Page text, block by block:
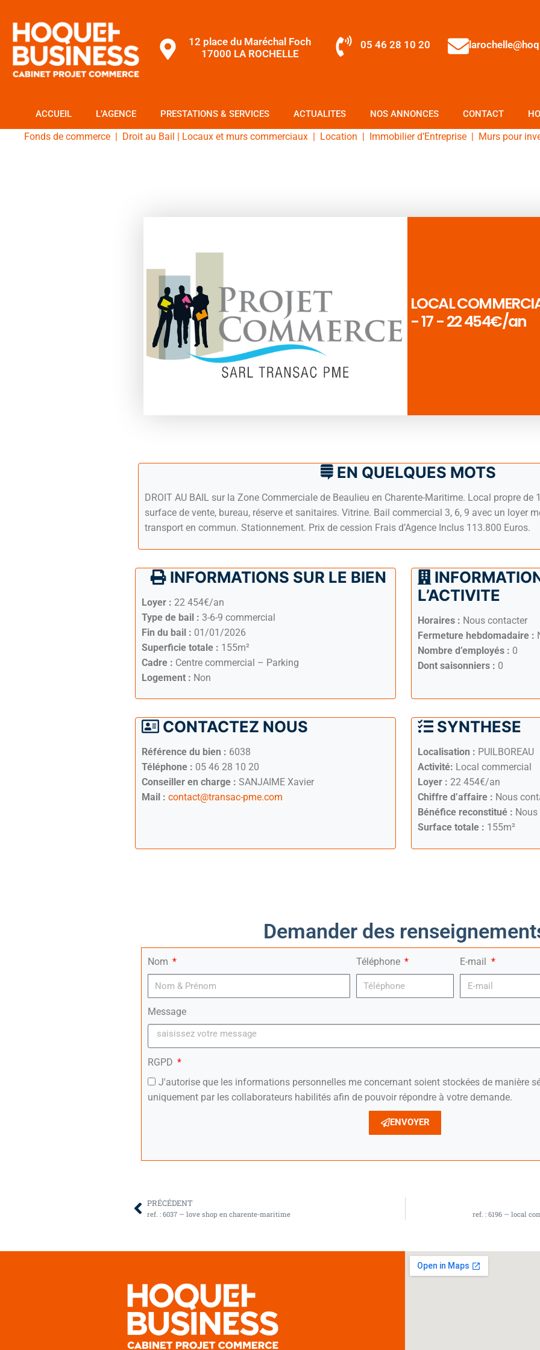
12 place du Maréchal Foch
17000 LA ROCHELLE
05 46 28 10 20
ACCUEIL L’AGENCE PRESTATIONS & SERVICES ACTUALITES NOS ANNONCES CONTACT
Fonds de commerce | Droit au Bail | Locaux et murs commerciaux | Location | Immobilier d’Entreprise | Murs pour
LOCAL
- 17 - 22 454€/an
EN QUELQUES MOTS
DROIT AU BAIL sur la Zone Commerciale de Beaulieu en Charente-Maritime. Local propre de
surface de vente, bureau, réserve et sanitaires. Vitrine. Bail commercial 3, 6, 9 avec un loyer
transport en commun. Stationnement. Prix de cession Frais d’Agence Inclus 113.800 Euros.
INFORMATIONS SUR LE BIEN
Loyer : 22 454€/an
Type de bail : 3-6-9 commercial
Fin du bail : 01/01/2026
Superficie totale : 155m²
Cadre : Centre commercial – Parking
Logement : Non
L’ACTIVITE
Horaires : Nous contacter
Fermeture hebdomadaire :
Nombre d’employés : 0
Dont saisonniers : 0
CONTACTEZ NOUS
Référence du bien : 6038
Téléphone : 05 46 28 10 20
Conseiller en charge : SANJAIME Xavier
Mail : contact@transac-pme.com
SYNTHESE
Localisation : PUILBOREAU
Activité: Local commercial
Loyer : 22 454€/an
Chiffre d’affaire : Nous
Bénéfice reconstitué :
Surface totale : 155m²
Demander des
Nom Téléphone E-mail
Message
RGPD
J'autorise que les informations personnelles me concernant soient stockées de manière
uniquement par les collaborateurs habilités afin de pouvoir répondre à votre demande.
ENVOYER
PRÉCÉDENT
ref. : 6037 — love shop en charente-maritime ref. : 6196 — local